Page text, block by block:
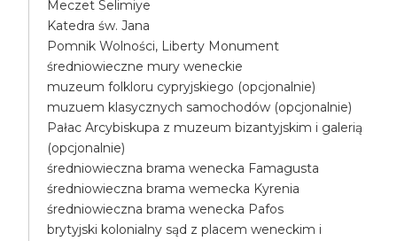
Meczet Selimiye
Katedra św. Jana
Pomnik Wolności, Liberty Monument
średniowieczne mury weneckie
muzeum folkloru cypryjskiego (opcjonalnie)
muzuem klasycznych samochodów (opcjonalnie)
Pałac Arcybiskupa z muzeum bizantyjskim i galerią
(opcjonalnie)
średniowieczna brama wenecka Famagusta
średniowieczna brama wemecka Kyrenia
średniowieczna brama wenecka Pafos
brytyjski kolonialny sąd z placem weneckim i